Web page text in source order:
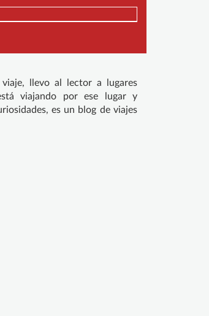
llevo al lector a lugares
viajando por ese lugar y
es un blog de viajes